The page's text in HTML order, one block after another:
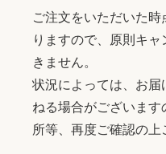
ご注文をいただいた
りますので、原則キ
きません。
状況によっては、お
ねる場合がございま
所等、再度ご確認の上